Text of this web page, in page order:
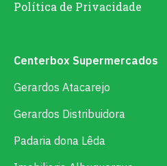
Política de Privacidade
Centerbox Supermercados
Gerardos Atacarejo
Gerardos Distribuidora
Padaria dona Lêda